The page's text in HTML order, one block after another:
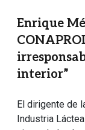
Enrique
interior”
El dirigente de
Industria